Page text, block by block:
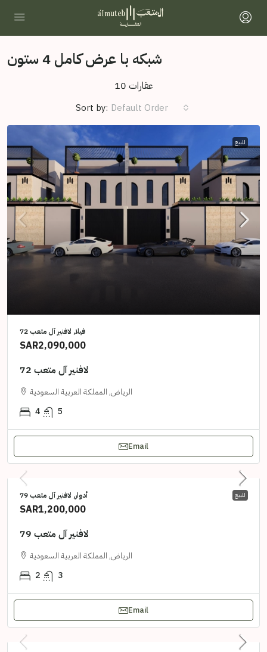
شبکه با عرض کامل 4 ستون
10 عقارات
Sort by: Default Order
للبيع
فيلا, لافنير آل متعب 72
SAR2,090,000
لافنير آل متعب 72
الرياض, المملكة العربية السعودية
4 5
Email
للبيع أدوار, لافنير آل متعب 79
SAR1,200,000
لافنير آل متعب 79
الرياض, المملكة العربية السعودية
2 3
Email